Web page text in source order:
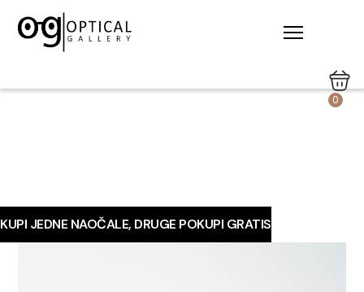
0
KUPI JEDNE NAOČALE, DRUGE POKUPI GRATIS